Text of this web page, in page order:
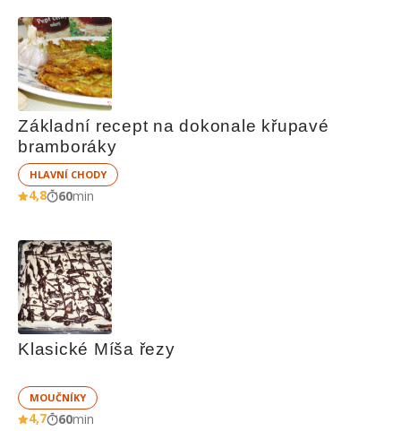
Základní recept na dokonale křupavé
bramboráky
HLAVNÍ CHODY
4,8 60min
Klasické Míša řezy
MOUČNÍKY
4,7 60min